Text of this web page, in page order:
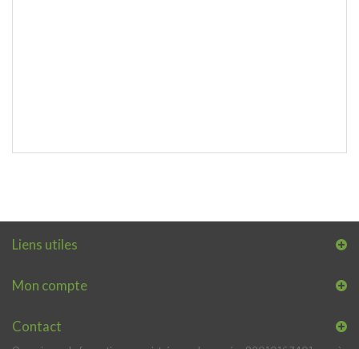
Liens utiles
Mon compte
Contact